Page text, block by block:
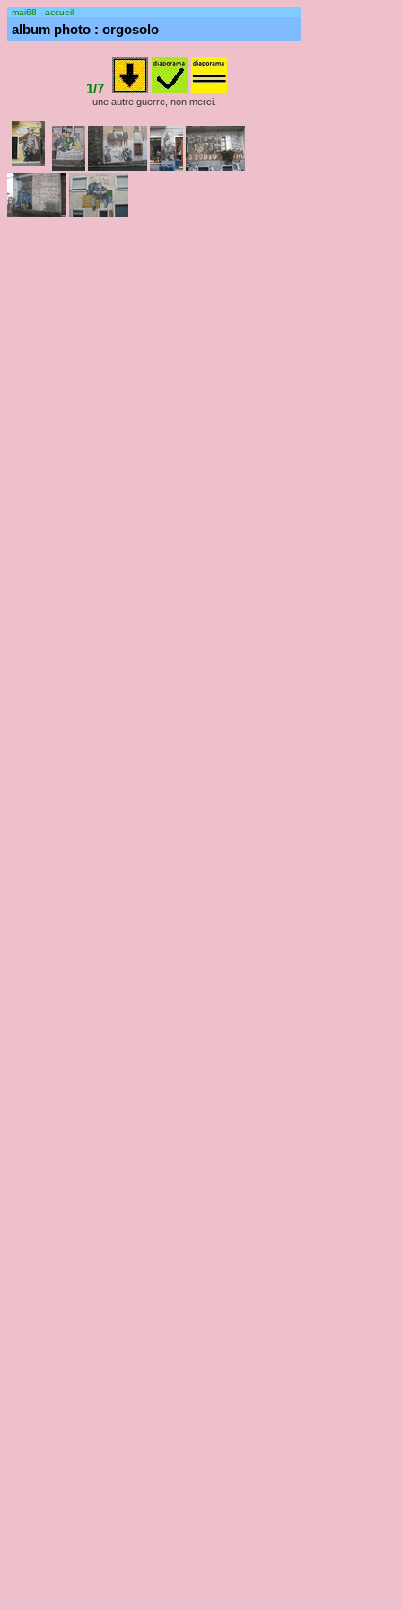
mai68 - accueil
album photo : orgosolo
1/7
une autre guerre, non merci.